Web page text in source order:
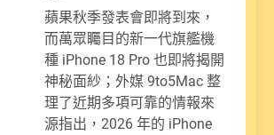
蘋果秋季發表會即將到來，
而萬眾矚目的新一代旗艦機
種 iPhone 18 Pro 也即將揭開
神秘面紗；外媒 9to5Mac 整
理了近期多項可靠的情報來
源指出，2026 年的 iPhone